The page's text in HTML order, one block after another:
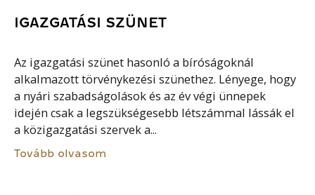
IGAZGATÁSI SZÜNET
Az igazgatási szünet hasonló a bíróságoknál
alkalmazott törvénykezési szünethez. Lényege, hogy
a nyári szabadságolások és az év végi ünnepek
idején csak a legszükségesebb létszámmal lássák el
a közigazgatási szervek a...
Tovább olvasom